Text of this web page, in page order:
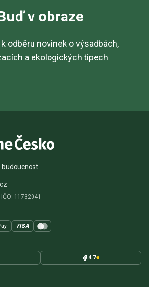
v obraze
odběru novinek o výsadbách,
a ekologických tipech
budoucnost
11732041
Pay VISA
4.7